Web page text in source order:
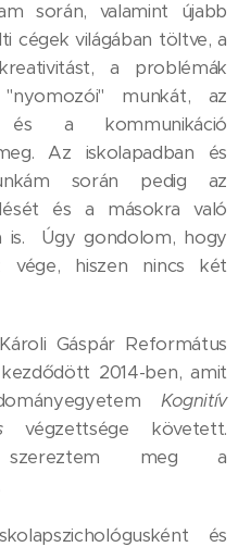
során, valamint újabb
cégek világában töltve, a
a problémák
"nyomozói" munkát, az
és a kommunikáció
Az iskolapadban és
során pedig az
és a másokra való
is. Úgy gondolom, hogy
vége, hiszen nincs két
Gáspár Református
2014-ben, amit
Kognitív
végzettsége követett.
meg a
és